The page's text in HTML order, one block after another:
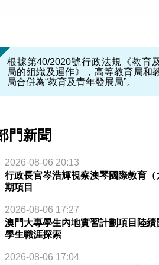
根據第40/2020號行政法規《教育
局的組織及運作》，高等教育局和
局合併為“教育及青年發展局”。
門新聞
2026-08-06 20:13
行政長官岑浩輝視察澳琴國際教育（
期項目
2026-08-06 17:27
澳門大專學生內地實習計劃項目陸續
學生職涯探索
2026-08-06 17:04